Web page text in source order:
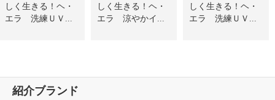
しく生きる！ヘ・
エラ 洗練ＵＶ...
しく生きる！ヘ・
エラ 涼やかイ...
しく生きる！ヘ・
エラ 洗練ＵＶ...
紹介ブランド